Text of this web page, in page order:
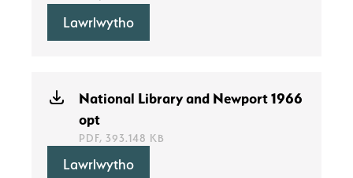
Lawrlwytho
National Library and Newport 1966
opt
PDF, 393.148 KB
Lawrlwytho